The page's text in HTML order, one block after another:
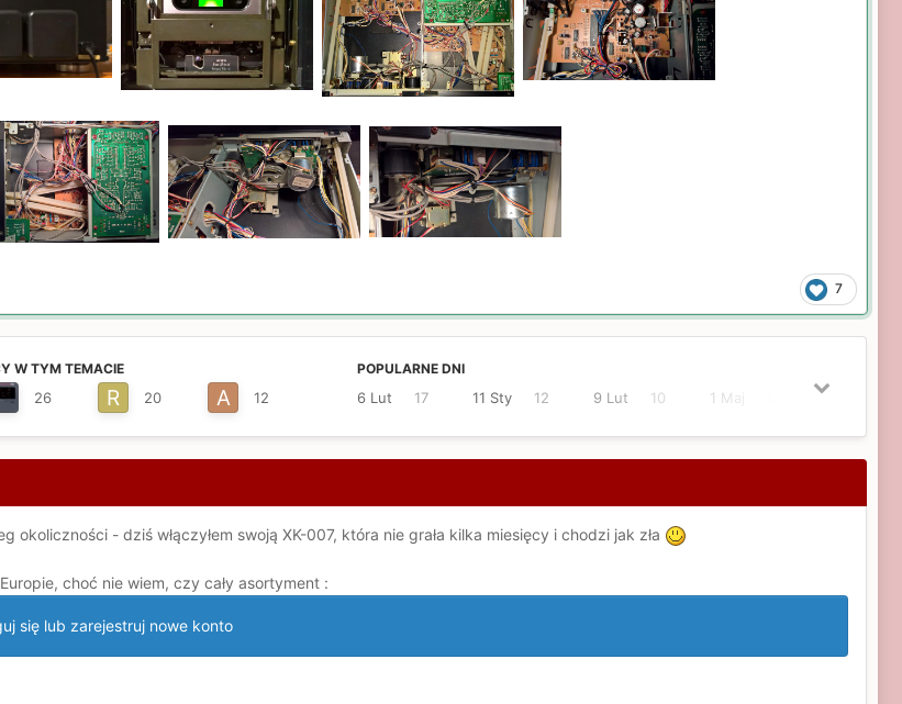
7
W TYM TEMACIE
26 20 12
POPULARNE DNI
6 Lut 17 11 Sty 12 9 Lut 10 1 Maj
okoliczności - dziś włączyłem swoją XK-007, która nie grała kilka miesięcy i chodzi jak zła
choć nie wiem, czy cały asortyment :
się lub zarejestruj nowe konto